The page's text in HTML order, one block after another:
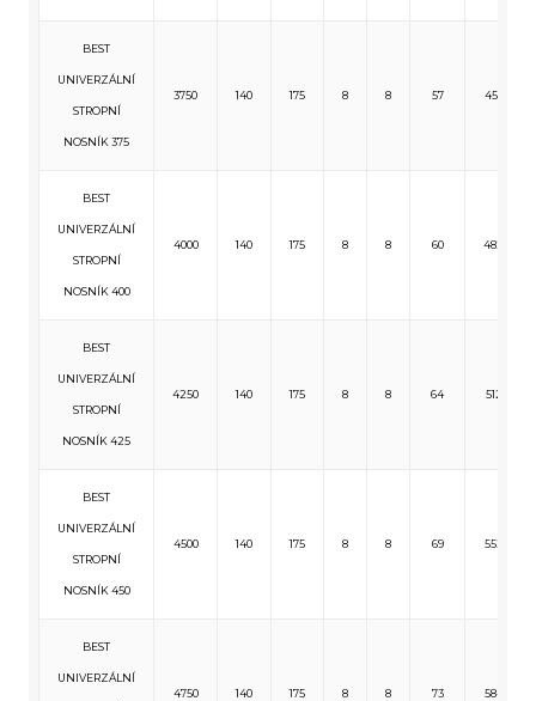
BEST
UNIVERZÁLNÍ
STROPNÍ
NOSNÍK 375
3750 140 175 8 8 57 455
BEST
UNIVERZÁLNÍ
STROPNÍ
NOSNÍK 400
4000 140 175 8 8 60 482
BEST
UNIVERZÁLNÍ
STROPNÍ
NOSNÍK 425
4250 140 175 8 8 64 512
BEST
UNIVERZÁLNÍ
STROPNÍ
NOSNÍK 450
4500 140 175 8 8 69 552
BEST
UNIVERZÁLNÍ
4750 140 175 8 8 73 584